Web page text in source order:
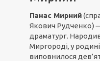
Панас Мирний
Якович Рудченко)
драматург.
Миргороді, у
виповнилося